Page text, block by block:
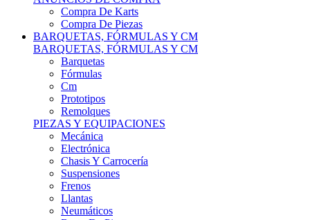
Compra De Piezas
BARQUETAS, FÓRMULAS Y CM
BARQUETAS, FÓRMULAS Y CM
Barquetas
Fórmulas
Cm
Prototipos
Remolques
PIEZAS Y EQUIPACIONES
Mecánica
Electrónica
Chasis Y Carrocería
Suspensiones
Frenos
Llantas
Neumáticos
Resto De Piezas